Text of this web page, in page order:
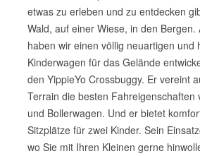
etwas zu erleben und zu entdecken
Wald, auf einer Wiese, in den Bergen.
haben wir einen völlig neuartigen und
Kinderwagen für das Gelände
den YippieYo Crossbuggy. Er vereint
Terrain die besten Fahreigenschaften
und Bollerwagen. Und er bietet
Sitzplätze für zwei Kinder. Sein
wo Sie mit Ihren Kleinen gerne